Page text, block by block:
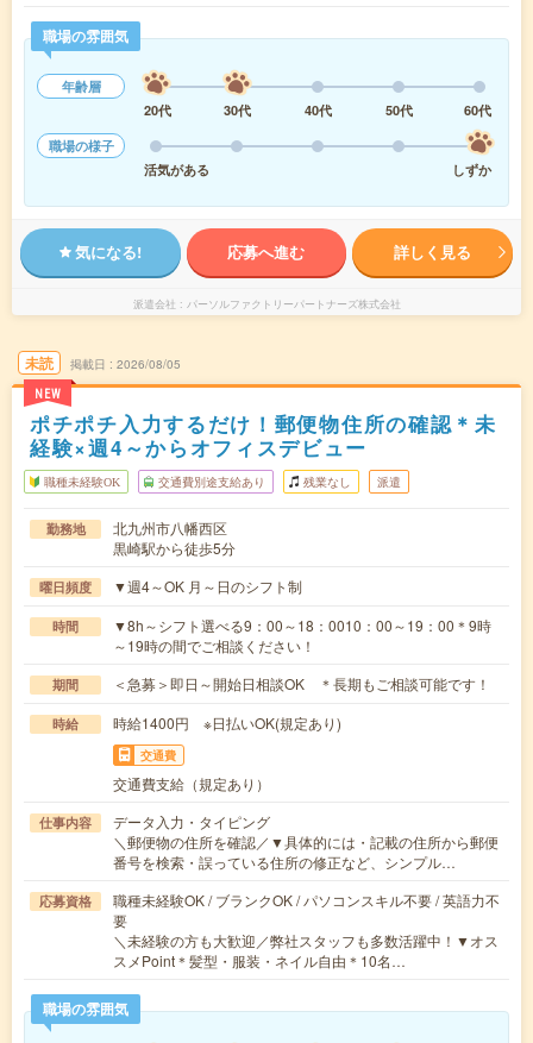
職場の雰囲気
年齢層
20代
30代 40代 50代
60代
職場の様子
活気がある
しずか
気になる! 応募へ進む 詳しく見る
派遣会社 パーソルファクトリーパートナーズ株式会社
未読
NEW
掲載日 2026/08/05
ポチポチ入力するだけ！郵便物住所の確認＊未
経験×週4～からオフィスデビュー
職種未経験OK 交通費別途支給あり 残業なし 派遣
勤務地
北九州市八幡西区
黒崎駅から徒歩5分
曜日頻度 ▼週4～OK 月～日のシフト制
時間
▼8h～シフト選べる9：00～18：0010：00～19：00＊9時
～19時の間でご相談ください！
期間 ＜急募＞即日～開始日相談OK ＊長期もご相談可能です！
時給 時給1400円 ※日払いOK(規定あり)
交通費
交通費支給（規定あり）
仕事内容
データ入力・タイピング
＼郵便物の住所を確認／▼具体的には・記載の住所から郵便
番号を検索・誤っている住所の修正など、シンプル…
応募資格
職種未経験OK / ブランクOK / パソコンスキル不要 / 英語力不
要
＼未経験の方も大歓迎／弊社スタッフも多数活躍中！▼オス
スメPoint＊髪型・服装・ネイル自由＊10名…
職場の雰囲気